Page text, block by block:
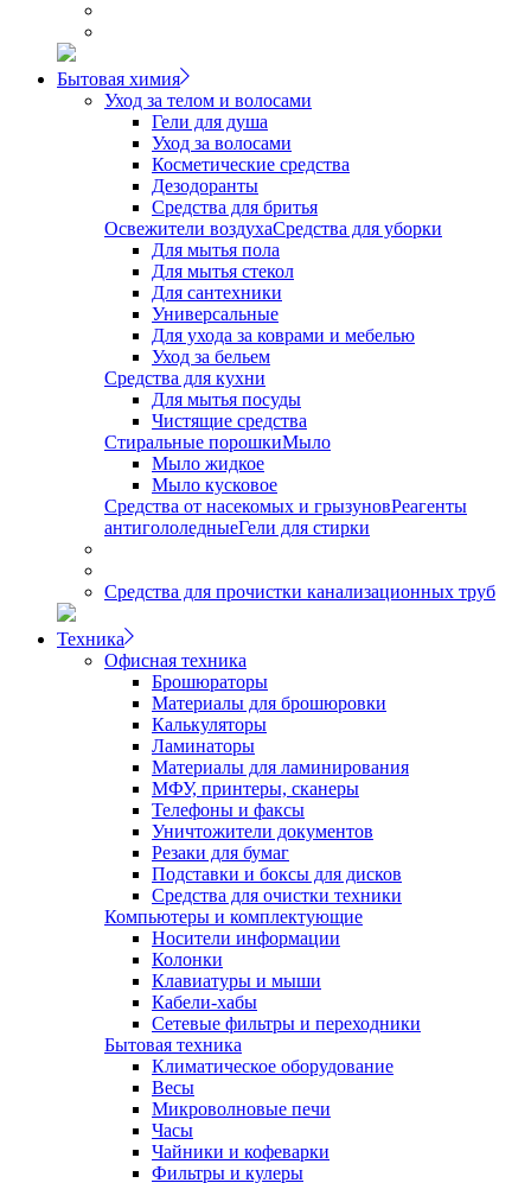
Бытовая химия
Уход за телом и волосами
Гели для душа
Уход за волосами
Косметические средства
Дезодоранты
Средства для бритья
Освежители воздухаСредства для уборки
Для мытья пола
Для мытья стекол
Для сантехники
Универсальные
Для ухода за коврами и мебелью
Уход за бельем
Средства для кухни
Для мытья посуды
Чистящие средства
Стиральные порошкиМыло
Мыло жидкое
Мыло кусковое
Средства от насекомых и грызуновРеагенты
антигололедныеГели для стирки
Средства для прочистки канализационных труб
Техника
Офисная техника
Брошюраторы
Материалы для брошюровки
Калькуляторы
Ламинаторы
Материалы для ламинирования
МФУ, принтеры, сканеры
Телефоны и факсы
Уничтожители документов
Резаки для бумаг
Подставки и боксы для дисков
Средства для очистки техники
Компьютеры и комплектующие
Носители информации
Колонки
Клавиатуры и мыши
Кабели-хабы
Сетевые фильтры и переходники
Бытовая техника
Климатическое оборудование
Весы
Микроволновые печи
Часы
Чайники и кофеварки
Фильтры и кулеры